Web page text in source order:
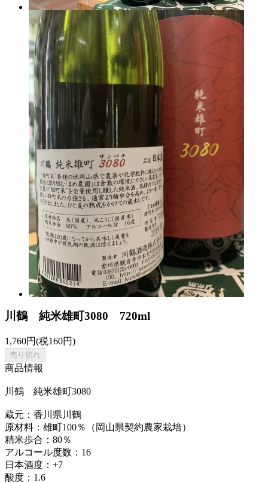
川鶴 純米雄町3080 720ml
1,760円(税160円)
売り切れ
商品情報
川鶴 純米雄町3080
蔵元：香川県川鶴
原材料：雄町100％（岡山県契約農家栽培）
精米歩合：80％
アルコール度数：16
日本酒度：+7
酸度：1.6